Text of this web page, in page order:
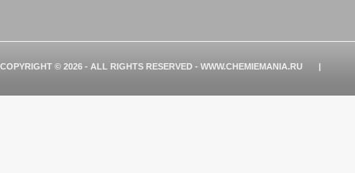
COPYRIGHT © 2026 - ALL RIGHTS RESERVED - WWW.CHEMIEMANIA.RU |